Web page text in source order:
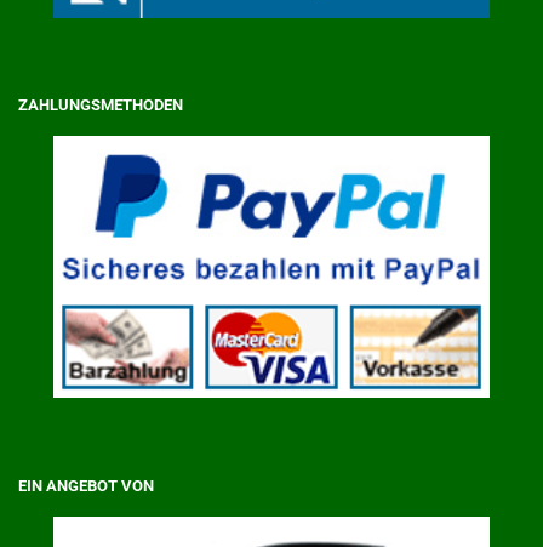
ZAHLUNGSMETHODEN
EIN ANGEBOT VON